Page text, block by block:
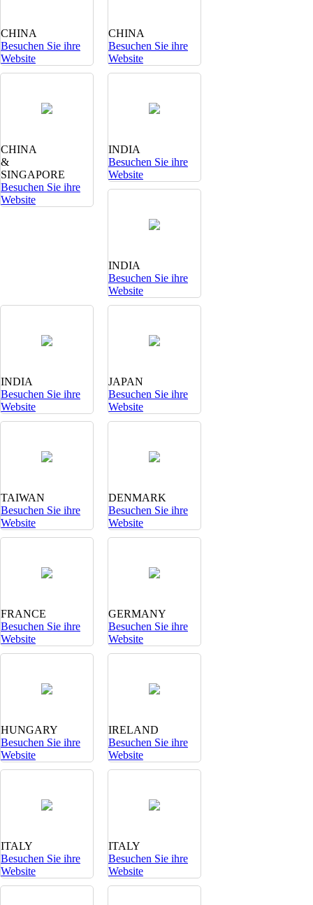
CHINA
Besuchen Sie ihre
Website
CHINA
Besuchen Sie ihre
Website
CHINA
&
SINGAPORE
Besuchen Sie ihre
Website
INDIA
Besuchen Sie ihre
Website
INDIA
Besuchen Sie ihre
Website
INDIA
Besuchen Sie ihre
Website
JAPAN
Besuchen Sie ihre
Website
TAIWAN
Besuchen Sie ihre
Website
DENMARK
Besuchen Sie ihre
Website
FRANCE
Besuchen Sie ihre
Website
GERMANY
Besuchen Sie ihre
Website
HUNGARY
Besuchen Sie ihre
Website
IRELAND
Besuchen Sie ihre
Website
ITALY
Besuchen Sie ihre
Website
ITALY
Besuchen Sie ihre
Website